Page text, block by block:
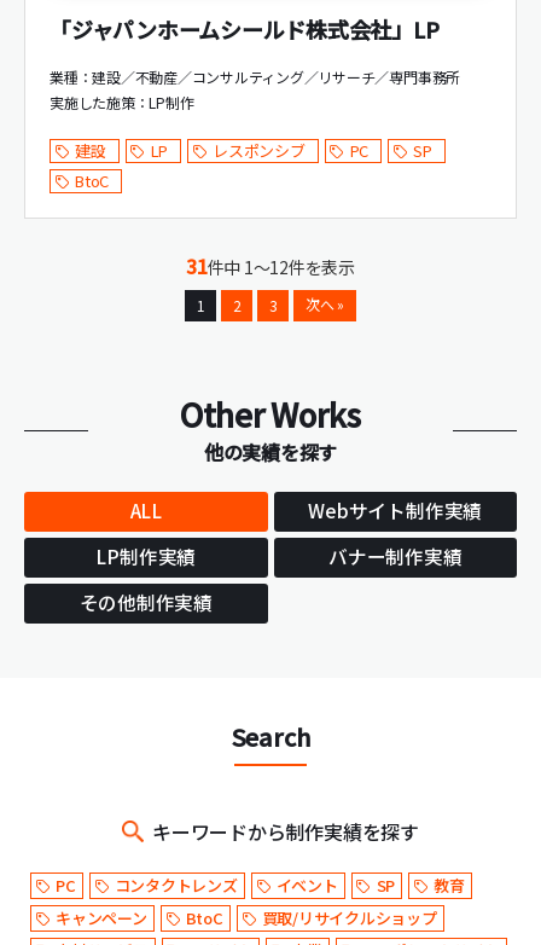
「ジャパンホームシールド株式会社」LP
業種：建設／不動産／コンサルティング／リサーチ／専門事務所
実施した施策：LP制作
建設 LP レスポンシブ PC
SP
BtoC
31件中 1～12件を表示
1 2 3 次へ »
Other Works
他の実績を探す
ALL
Webサイト制作実績
LP制作実績
バナー制作実績
その他制作実績
Search
キーワードから制作実績を探す
PC コンタクトレンズ イベント SP
教育
キャンペーン
BtoC
買取/リサイクルショップ